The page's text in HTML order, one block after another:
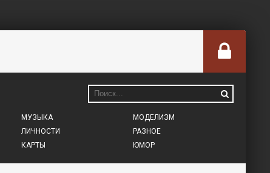
МУЗЫКА
ЛИЧНОСТИ
КАРТЫ
МОДЕЛИЗМ
РАЗНОЕ
ЮМОР